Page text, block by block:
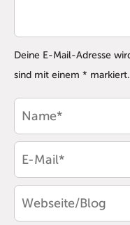
Deine E-Mail-Adresse
sind mit einem * markiert.